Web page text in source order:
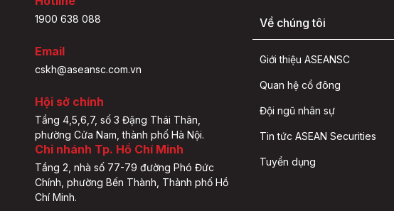
1900 638 088
Email
cskh@aseansc.com.vn
Hội sở chính
Tầng 4,5,6,7, số 3 Đặng Thái Thân,
phường Cửa Nam, thành phố Hà Nội.
Chi nhánh Tp. Hồ Chí Minh
Tầng 2, nhà số 77-79 đường Phó Đức
Chính, phường Bến Thành, Thành phố Hồ
Chí Minh.
Về chúng tôi
Giới thiệu ASEANSC
Quan hệ cổ đông
Đội ngũ nhân sự
Tin tức ASEAN Securities
Tuyển dụng